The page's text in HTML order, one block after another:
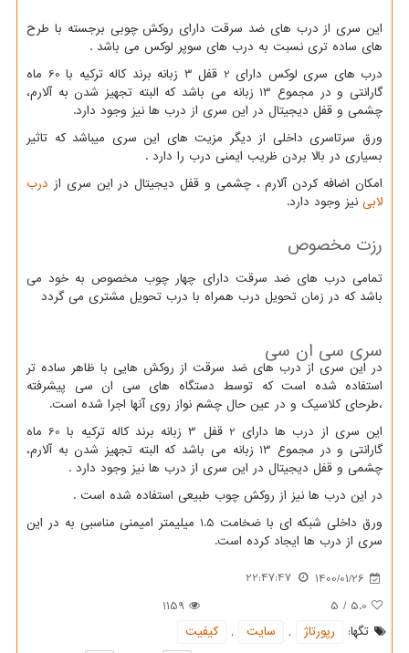
این سری از درب های ضد سرقت دارای روکش چوبی برجسته با طرح
های ساده تری نسبت به درب های سوپر لوکس می باشد .
درب های سری لوکس دارای 2 قفل 3 زبانه برند کاله ترکیه با 60 ماه
گارانتی و در مجموع 13 زبانه می باشد که البته تجهیز شدن به آلارم،
چشمی و قفل دیجیتال در این سری از درب ها نیز وجود دارد.
ورق سرتاسری داخلی از دیگر مزیت های این سری میباشد که تاثیر
بسیاری در بالا بردن ظریب ایمنی درب را دارد .
امکان اضافه کردن آلارم ، چشمی و قفل دیجیتال در این سری از درب
لابی نیز وجود دارد.
رزت مخصوص
تمامی درب های ضد سرقت دارای چهار چوب مخصوص به خود می
باشد که در زمان تحویل درب همراه با درب تحویل مشتری می گردد
سری سی ان سی
در این سری از درب های ضد سرقت از روکش هایی با ظاهر ساده تر
استفاده شده است که توسط دستگاه های سی ان سی پیشرفته
،طرحای کلاسیک و در عین حال چشم نواز روی آنها اجرا شده است.
این سری از درب ها دارای 2 قفل 3 زبانه برند کاله ترکیه با 60 ماه
گارانتی و در مجموع 13 زبانه می باشد که البته تجهیز شدن به آلارم،
چشمی و قفل دیجیتال در این سری از درب ها نیز وجود دارد .
در این درب ها نیز از روکش چوب طبیعی استفاده شده است .
ورق داخلی شبکه ای با ضخامت 1.5 میلیمتر امیمنی مناسبی به در این
سری از درب ها ایجاد کرده است.
1400/01/26
22:47:47
5.0
/
5
1159
تگها:
رپورتاژ , سایت ,
كیفیت